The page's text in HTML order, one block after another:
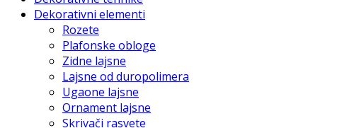
Dekorativni elementi
Rozete
Plafonske obloge
Zidne lajsne
Lajsne od duropolimera
Ugaone lajsne
Ornament lajsne
Skrivači rasvete